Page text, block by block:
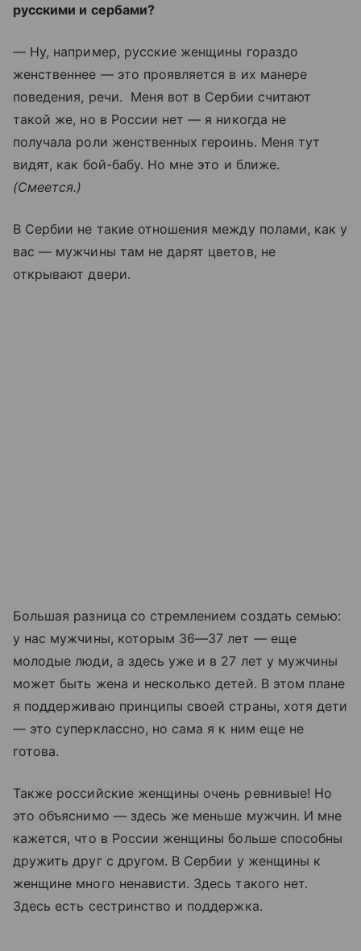
русскими и сербами?
— Ну, например, русские женщины гораздо
женственнее — это проявляется в их манере
поведения, речи. Меня вот в Сербии считают
такой же, но в России нет — я никогда не
получала роли женственных героинь. Меня тут
видят, как бой-бабу. Но мне это и ближе.
(Смеется.)
В Сербии не такие отношения между полами, как у
вас — мужчины там не дарят цветов, не
открывают двери.
Большая разница со стремлением создать семью:
у нас мужчины, которым 36—37 лет — еще
молодые люди, а здесь уже и в 27 лет у мужчины
может быть жена и несколько детей. В этом плане
я поддерживаю принципы своей страны, хотя дети
— это суперклассно, но сама я к ним еще не
готова.
Также российские женщины очень ревнивые! Но
это объяснимо — здесь же меньше мужчин. И мне
кажется, что в России женщины больше способны
дружить друг с другом. В Сербии у женщины к
женщине много ненависти. Здесь такого нет.
Здесь есть сестринство и поддержка.